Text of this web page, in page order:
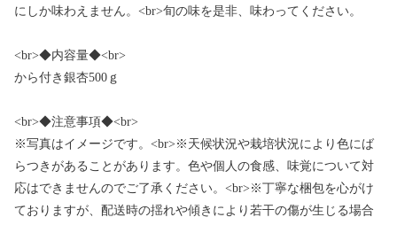
にしか味わえません。<br>旬の味を是非、味わってください。
<br>◆内容量◆<br>
から付き銀杏500ｇ
<br>◆注意事項◆<br>
※写真はイメージです。<br>※天候状況や栽培状況により色にば
らつきがあることがあります。色や個人の食感、味覚について対
応はできませんのでご了承ください。<br>※丁寧な梱包を心がけ
ておりますが、配送時の揺れや傾きにより若干の傷が生じる場合